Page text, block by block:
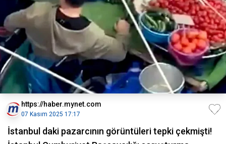
https://haber.mynet.com
07 Kasım 2025 17:17
İstanbul daki pazarcının görüntüleri tepki çekmişti!